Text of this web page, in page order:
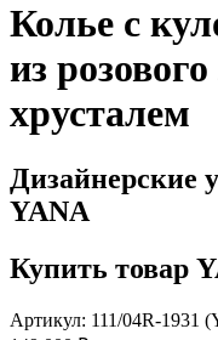
Колье с
из
хрусталем
Дизайнерские
YANA
Купить товар
Артикул: 111/04R-1931